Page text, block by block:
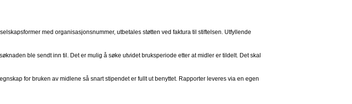
med organisasjonsnummer, utbetales støtten ved faktura til stiftelsen. Utfyllende
ble sendt inn til. Det er mulig å søke utvidet bruksperiode etter at midler er tildelt. Det skal
for bruken av midlene så snart stipendet er fullt ut benyttet. Rapporter leveres via en egen